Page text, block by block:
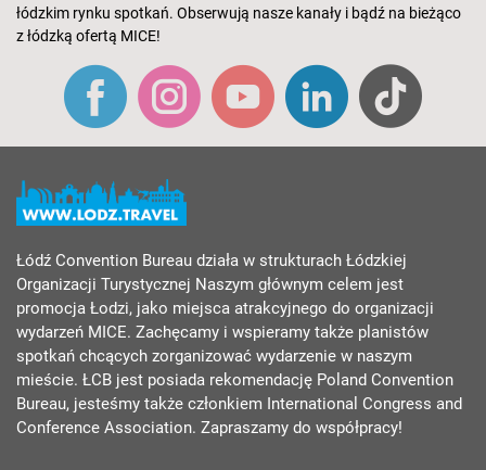
łódzkim rynku spotkań. Obserwują nasze kanały i bądź na bieżąco
z łódzką ofertą MICE!
Łódź Convention Bureau działa w strukturach Łódzkiej
Organizacji Turystycznej Naszym głównym celem jest
promocja Łodzi, jako miejsca atrakcyjnego do organizacji
wydarzeń MICE. Zachęcamy i wspieramy także planistów
spotkań chcących zorganizować wydarzenie w naszym
mieście. ŁCB jest posiada rekomendację Poland Convention
Bureau, jesteśmy także członkiem International Congress and
Conference Association. Zapraszamy do współpracy!